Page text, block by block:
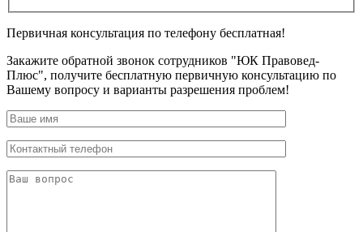
Первичная консультация по телефону бесплатная!
Закажите обратной звонок сотрудников "ЮК Правовед-
Плюс", получите бесплатную первичную консультацию по
Вашему вопросу и варианты разрешения проблем!